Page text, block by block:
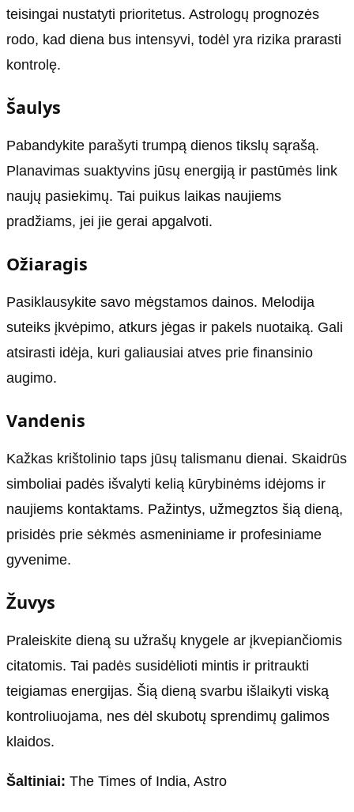
teisingai nustatyti prioritetus. Astrologų prognozės
rodo, kad diena bus intensyvi, todėl yra rizika prarasti
kontrolę.
Šaulys
Pabandykite parašyti trumpą dienos tikslų sąrašą.
Planavimas suaktyvins jūsų energiją ir pastūmės link
naujų pasiekimų. Tai puikus laikas naujiems
pradžiams, jei jie gerai apgalvoti.
Ožiaragis
Pasiklausykite savo mėgstamos dainos. Melodija
suteiks įkvėpimo, atkurs jėgas ir pakels nuotaiką. Gali
atsirasti idėja, kuri galiausiai atves prie finansinio
augimo.
Vandenis
Kažkas krištolinio taps jūsų talismanu dienai. Skaidrūs
simboliai padės išvalyti kelią kūrybinėms idėjoms ir
naujiems kontaktams. Pažintys, užmegztos šią dieną,
prisidės prie sėkmės asmeniniame ir profesiniame
gyvenime.
Žuvys
Praleiskite dieną su užrašų knygele ar įkvepiančiomis
citatomis. Tai padės susidėlioti mintis ir pritraukti
teigiamas energijas. Šią dieną svarbu išlaikyti viską
kontroliuojama, nes dėl skubotų sprendimų galimos
klaidos.
Šaltiniai: The Times of India, Astro